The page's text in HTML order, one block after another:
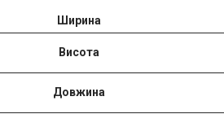
Ширина
Висота
Довжина